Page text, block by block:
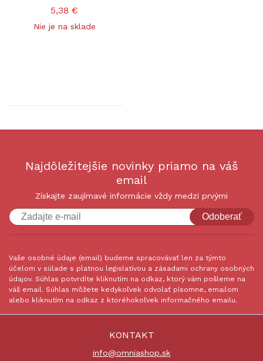
5,38 €
Nie je na sklade
Najdôležitejšie novinky priamo na váš
email
Získajte zaujímavé informácie vždy medzi prvými
Odoberať
Vaše osobné údaje (email) budeme spracovávať len za týmto
účelom v súlade s platnou legislatívou a zásadami ochrany osobných
údajov. Súhlas potvrdíte kliknutím na odkaz, ktorý vám pošleme na
váš email. Súhlas môžete kedykoľvek odvolať písomne, emailom
alebo kliknutím na odkaz z ktoréhokoľvek informačného emailu.
KONTAKT
info@omniashop.sk